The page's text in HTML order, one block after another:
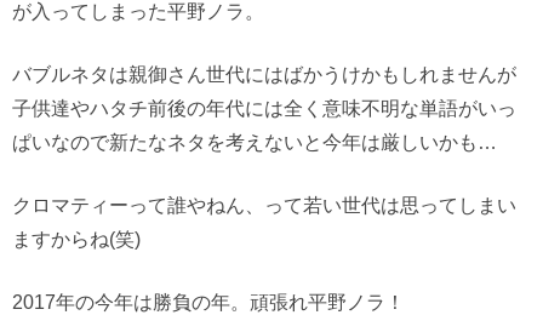
が入ってしまった平野ノラ。
バブルネタは親御さん世代にはばかうけかもしれませんが
子供達やハタチ前後の年代には全く意味不明な単語がいっ
ぱいなので新たなネタを考えないと今年は厳しいかも…
クロマティーって誰やねん、って若い世代は思ってしまい
ますからね(笑)
2017年の今年は勝負の年。頑張れ平野ノラ！